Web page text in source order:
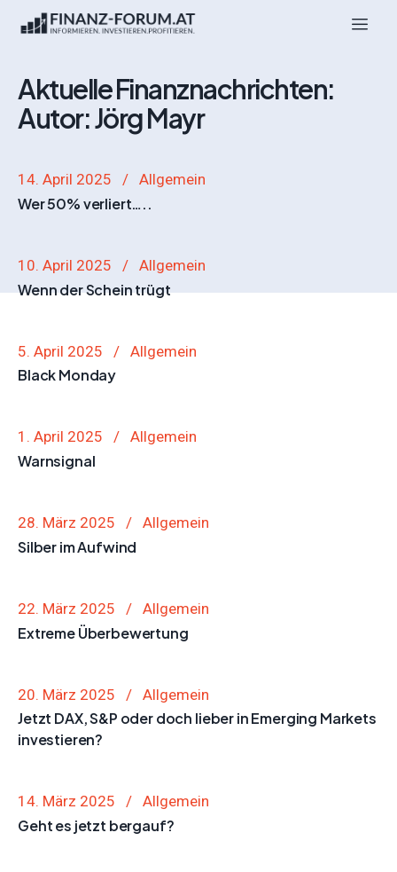
Aktuelle Finanznachrichten:
Autor:Jörg Mayr
14. April 2025 Allgemein
Wer 50% verliert…..
10. April 2025 Allgemein
Wenn der Schein trügt
5. April 2025 Allgemein
Black Monday
1. April 2025 Allgemein
Warnsignal
28. März 2025 Allgemein
Silber im Aufwind
22. März 2025 Allgemein
Extreme Überbewertung
20. März 2025 Allgemein
Jetzt DAX, S&P oder doch lieber in Emerging Markets
investieren?
14. März 2025 Allgemein
Geht es jetzt bergauf?